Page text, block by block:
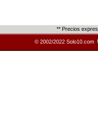
** Precios
© 2002/2022 Solo10.com